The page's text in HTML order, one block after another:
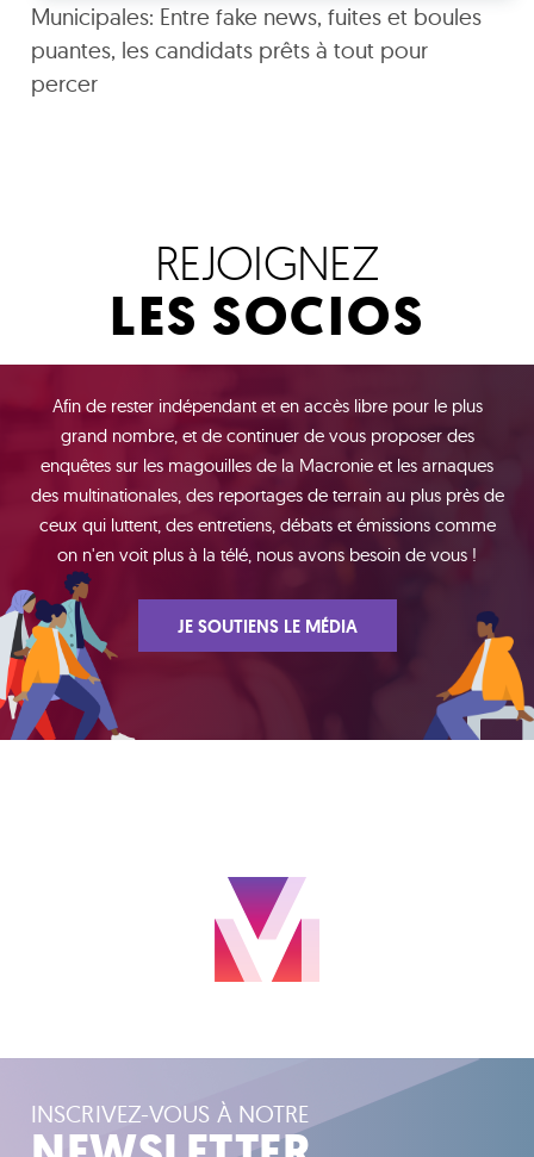
Municipales: Entre fake news, fuites et boules
puantes, les candidats prêts à tout pour
percer
REJOIGNEZ
LES SOCIOS
Afin de rester indépendant et en accès libre pour le plus
grand nombre, et de continuer de vous proposer des
enquêtes sur les magouilles de la Macronie et les arnaques
des multinationales, des reportages de terrain au plus près de
ceux qui luttent, des entretiens, débats et émissions comme
on n'en voit plus à la télé, nous avons besoin de vous !
JE SOUTIENS LE MÉDIA
INSCRIVEZ-VOUS À NOTRE